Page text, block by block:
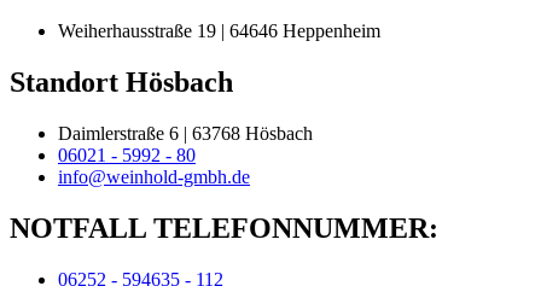
Weiherhausstraße 19 | 64646 Heppenheim
Standort Hösbach
Daimlerstraße 6 | 63768 Hösbach
06021 - 5992 - 80
info@weinhold-gmbh.de
NOTFALL TELEFONNUMMER:
06252 - 594635 - 112